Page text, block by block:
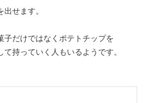
せます。
子だけではなくポテトチップを
持っていく人もいるようです。